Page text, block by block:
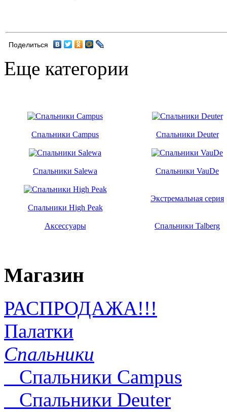
Поделиться
Еще категории
Спальники Campus Спальники Deuter
Спальники Salewa Спальники VauDe
Спальники High Peak
Экстремальная серия
Аксессуары Спальники Talberg
Магазин
РАСПРОДАЖА!!!
Палатки
Спальники
Спальники Campus
Спальники Deuter